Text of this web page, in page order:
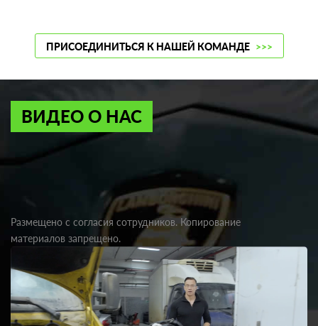
ПРИСОЕДИНИТЬСЯ К НАШЕЙ КОМАНДЕ >>>
ВИДЕО О НАС
Размещено с согласия сотрудников. Копирование
материалов запрещено.